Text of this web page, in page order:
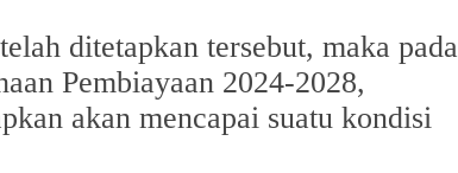
ditetapkan tersebut, maka pada
Pembiayaan 2024-2028,
akan mencapai suatu kondisi